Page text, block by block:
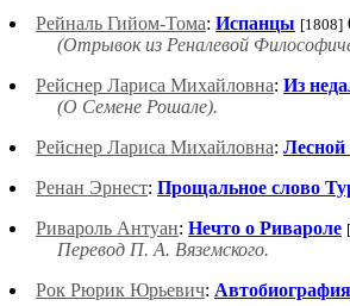
Рейналь Гийом-Тома: Испанцы [1808]
(Отрывок из Реналевой
Рейснер Лариса Михайловна: Из
(О Семене Рошале).
Рейснер Лариса Михайловна: Лесной
Ренан Эрнест: Прощальное слово
Ривароль Антуан: Нечто о Ривароле
Перевод П. А. Вяземского.
Рок Рюрик Юрьевич: Автобиография